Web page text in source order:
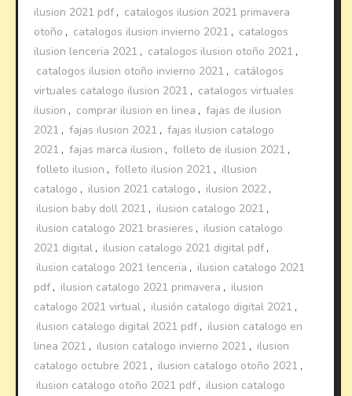
ilusion 2021 pdf , catalogos ilusion 2021 primavera
otoño , catalogos ilusion invierno 2021 , catalogos
ilusion lenceria 2021 , catalogos ilusion otoño 2021 ,
catalogos ilusion otoño invierno 2021 , catálogos
virtuales catalogo ilusion 2021 , catalogos virtuales
ilusion , comprar ilusion en linea , fajas de ilusion
2021 , fajas ilusion 2021 , fajas ilusion catalogo
2021 , fajas marca ilusion , folleto de ilusion 2021 ,
folleto ilusion , folleto ilusion 2021 , illusion
catalogo , ilusion 2021 catalogo , ilusion 2022 ,
ilusion baby doll 2021 , ilusion catalogo 2021 ,
ilusion catalogo 2021 brasieres , ilusion catalogo
2021 digital , ilusion catalogo 2021 digital pdf ,
ilusion catalogo 2021 lenceria , ilusion catalogo 2021
pdf , ilusion catalogo 2021 primavera , ilusion
catalogo 2021 virtual , ilusión catalogo digital 2021 ,
ilusion catalogo digital 2021 pdf , ilusion catalogo en
linea 2021 , ilusion catalogo invierno 2021 , ilusion
catalogo octubre 2021 , ilusion catalogo otoño 2021 ,
ilusion catalogo otoño 2021 pdf , ilusion catalogo